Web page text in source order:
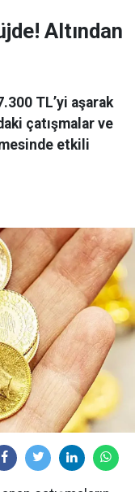
Altından
TL’yi aşarak
çatışmalar ve
etkili